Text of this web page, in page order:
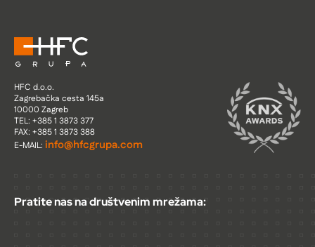
HFC d.o.o.
Zagrebačka cesta 145a
10000 Zagreb
TEL: +385 1 3873 377
FAX: +385 1 3873 388
E-MAIL: info@hfcgrupa.com
Pratite nas na društvenim mrežama: